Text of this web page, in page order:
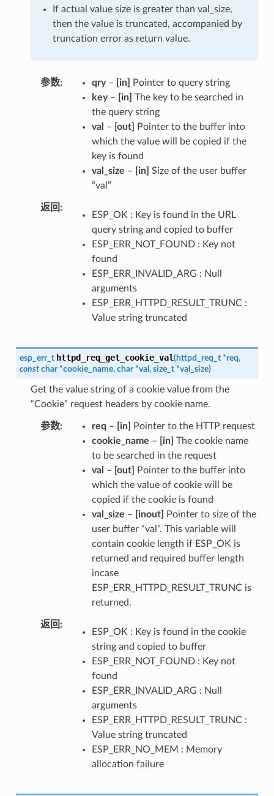
If actual value size is greater than val_size,
then the value is truncated, accompanied by
truncation error as return value.
参数 qry– [in]
Pointer to query string
key– [in] The key to be searched in
the query string
val – [out]
Pointer to the buffer into
which the value will be copied if the
key is found
val_size – [in] Size of the user buffer
“val”
返回
ESP_OK : Key is found in the URL
query string and copied to buffer
ESP_ERR_NOT_FOUND : Key not
found
ESP_ERR_INVALID_ARG : Null
arguments
ESP_ERR_HTTPD_RESULT_TRUNC :
Value string truncated
esp_err_t httpd_req_get_cookie_val(httpd_req_t *req,
const char *cookie_name, char *val , size_t *val_size)
Get the value string of a cookie value from the
“Cookie” request headers by cookie name.
参数 req – [in]
Pointer to the HTTP request
cookie_name – [in] The cookie name
to be searched in the request
val – [out]
Pointer to the buffer into
which the value of cookie will be
copied if the cookie is found
val_size – [inout]
Pointer to size of the
user buffer “val”. This variable will
contain cookie length if ESP_OK is
returned and required buffer length
incase
ESP_ERR_HTTPD_RESULT_TRUNC is
returned.
返回
ESP_OK : Key is found in the cookie
string and copied to buffer
ESP_ERR_NOT_FOUND : Key not
found
ESP_ERR_INVALID_ARG : Null
arguments
ESP_ERR_HTTPD_RESULT_TRUNC :
Value string truncated
ESP_ERR_NO_MEM : Memory
allocation failure